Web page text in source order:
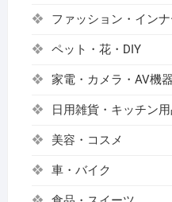
ファッション・イン
ペット・花・DIY
家電・カメラ・AV機器
日用雑貨・キッチン
美容・コスメ
車・バイク